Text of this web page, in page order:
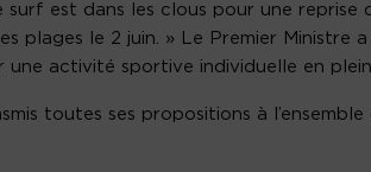
surf est dans les clous pour une reprise
plages le 2 juin. » Le Premier Ministre a
une activité sportive individuelle en plein
toutes ses propositions à